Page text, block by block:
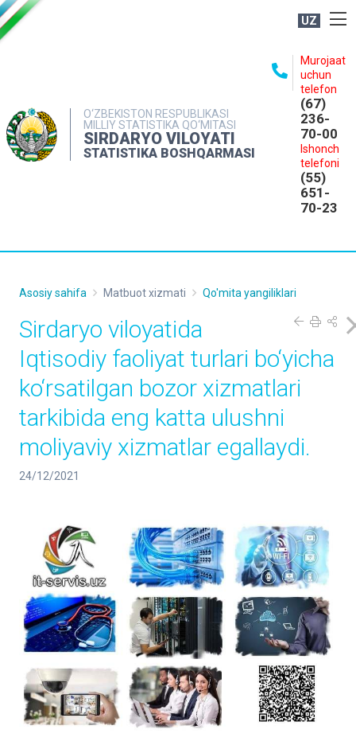
UZ
O‘ZBEKISTON RESPUBLIKASI
MILLIY STATISTIKA QO‘MITASI
SIRDARYO VILOYATI
STATISTIKA BOSHQARMASI
Murojaat
uchun
telefon
(67)
236-
70-00
Ishonch
telefoni
(55)
651-
70-23
NASHRLAR
INTERAKTIV XIZMATLAR
MATBUOT XIZMATI
Asosiy sahifa Matbuot xizmati Qo'mita yangiliklari
Sirdaryo viloyatida
Iqtisodiy faoliyat turlari bo‘yicha
ko‘rsatilgan bozor xizmatlari
tarkibida eng katta ulushni
moliyaviy xizmatlar egallaydi.
24/12/2021